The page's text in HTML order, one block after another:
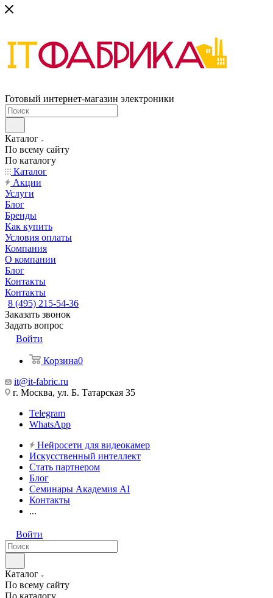
Готовый интернет-магазин электроники
Каталог
По всему сайту
По каталогу
Каталог
Акции
Услуги
Блог
Бренды
Как купить
Условия оплаты
Компания
О компании
Блог
Контакты
Контакты
8 (495) 215-54-36
Заказать звонок
Задать вопрос
Войти
Корзина0
it@it-fabric.ru
г. Москва, ул. Б. Татарская 35
Telegram
WhatsApp
Нейросети для видеокамер
Искусственный интеллект
Стать партнером
Блог
Семинары Академия AI
Контакты
...
Войти
Каталог
По всему сайту
По каталогу